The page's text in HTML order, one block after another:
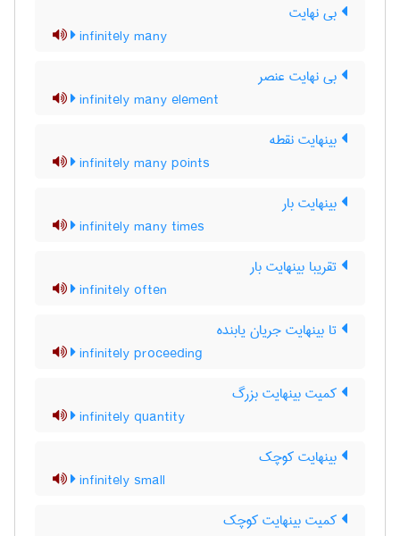
بی نهایت
infinitely many
بی نهایت عنصر
infinitely many element
بینهایت نقطه
infinitely many points
بینهایت بار
infinitely many times
تقریبا بینهایت بار
infinitely often
تا بینهایت جریان یابنده
infinitely proceeding
کمیت بینهایت بزرگ
infinitely quantity
بینهایت کوچک
infinitely small
کمیت بینهایت کوچک